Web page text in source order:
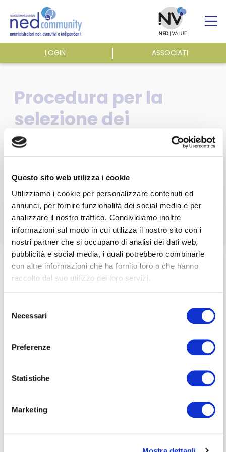
Questo sito web utilizza i cookie
Utilizziamo i cookie per personalizzare contenuti ed
annunci, per fornire funzionalità dei social media e per
analizzare il nostro traffico. Condividiamo inoltre
informazioni sul modo in cui utilizza il nostro sito con i
nostri partner che si occupano di analisi dei dati web,
pubblicità e social media, i quali potrebbero combinarle
con altre informazioni che ha fornito loro o che hanno
raccolto dal suo utilizzo dei loro servizi.
delNecessari
Preferenze
Statistiche
Marketing
content
LOGIN ASSOCIATI
ASSOCIAZIONE
ATTIVITÀ
EVENTI E NEWS
PUBBLICAZIONI
ACCEDI A NEDCOMMUNITY
Password dimenticata?
fare cliccando qui.
Procedura per la
selezione dei
candidati
amministratori e
sindaci in società
pubbliche
Home/Attività/ Nomine/
Procedura per la selezione dei candidati amministratori e
sindaci in società pubbliche
Questa sezione è riservata agli
associati
per visualizzare il contenuto è necessario
effettuare il login inserendo email e password qui
di seguito: